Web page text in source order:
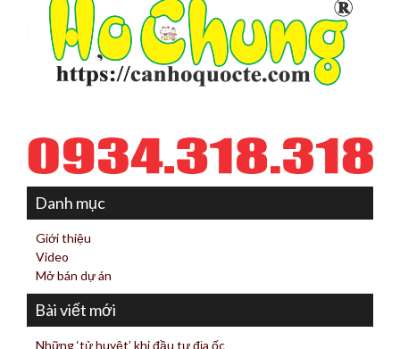
Danh mục
Giới thiệu
Video
Mở bán dự án
Bài viết mới
Những ‘tử huyệt’ khi đầu tư địa ốc